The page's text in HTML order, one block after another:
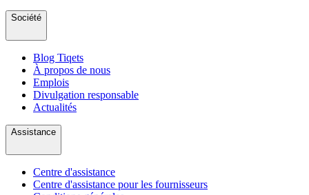
Société
Blog Tiqets
À propos de nous
Emplois
Divulgation responsable
Actualités
Assistance
Centre d'assistance
Centre d'assistance pour les fournisseurs